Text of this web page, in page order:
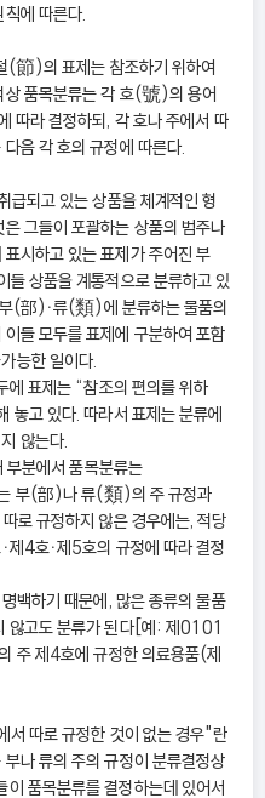
에 따른다.
(節)의 표제는 참조하기 위하여
상 품목분류는 각 호(號)의 용어
따라 결정하되, 각 호나 주에서 따
음 각 호의 규정에 따른다.
급되고 있는 상품을 체계적인 형
그들이 포괄하는 상품의 범주나
시하고 있는 표제가 주어진 부
상품을 계통적으로 분류하고 있
(部)ㆍ류(類)에 분류하는 물품의
들 모두를 표제에 구분하여 포함
능한 일이다.
표제는 “참조의 편의를 위하
놓고 있다. 따라서 표제는 분류에
않는다.
분에서 품목분류는
부(部)나 류(類)의 주 규정과
규정하지 않은 경우에는, 적당
제4호ㆍ제5호의 규정에 따라 결정
하기 때문에, 많은 종류의 물품
않고도 분류가 된다[예: 제0101
주 제4호에 규정한 의료용품(제
따로 규정한 것이 없는 경우"란
나 류의 주의 규정이 분류결정상
품목분류를 결정하는데 있어서